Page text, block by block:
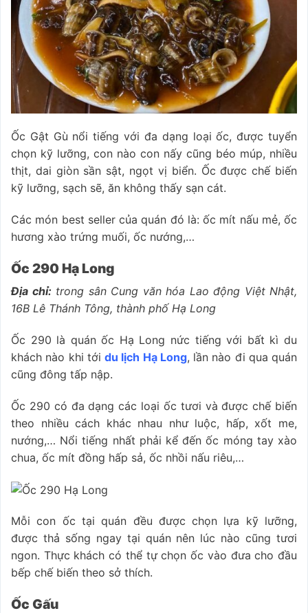
Ốc Gật Gù nổi tiếng với đa dạng loại ốc, được tuyển
chọn kỹ lưỡng, con nào con nấy cũng béo múp, nhiều
thịt, dai giòn sần sật, ngọt vị biển. Ốc được chế biến
kỹ lưỡng, sạch sẽ, ăn không thấy sạn cát.
Các món best seller của quán đó là: ốc mít nấu mẻ, ốc
hương xào trứng muối, ốc nướng,…
Ốc 290 Hạ Long
Địa chỉ: trong sân Cung văn hóa Lao động Việt Nhật,
16B Lê Thánh Tông, thành phố Hạ Long
Ốc 290 là quán ốc Hạ Long nức tiếng với bất kì du
khách nào khi tới du lịch Hạ Long, lần nào đi qua quán
cũng đông tấp nập.
Ốc 290 có đa dạng các loại ốc tươi và được chế biến
theo nhiều cách khác nhau như luộc, hấp, xốt me,
nướng,… Nổi tiếng nhất phải kể đến ốc móng tay xào
chua, ốc mít đồng hấp sả, ốc nhồi nấu riêu,…
Mỗi con ốc tại quán đều được chọn lựa kỹ lưỡng,
được thả sống ngay tại quán nên lúc nào cũng tươi
ngon. Thực khách có thể tự chọn ốc vào đưa cho đầu
bếp chế biến theo sở thích.
Ốc Gấu